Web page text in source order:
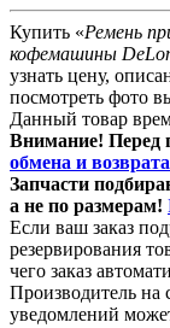
Купить «Ремень
кофемашины
узнать цену,
посмотреть фото
Данный товар
Внимание! Перед
обмена и
Запчасти
а не по размерам!
Если ваш заказ
резервирования
чего заказ
Производитель на
уведомлений